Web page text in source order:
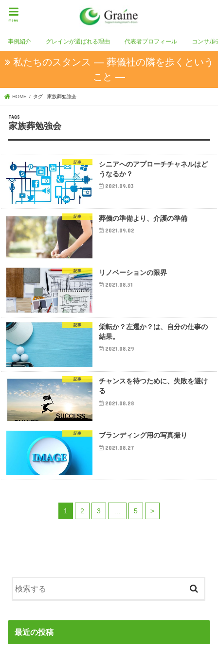
menu
事例紹介 グレインが選ばれる理由 代表者プロフィール コンサル
私たちのスタンス ― 葬儀社の隣を歩くという
こと ―
HOME タグ : 家族葬勉強会
家族葬勉強会
記事
シニアへのアプローチチャネルはど
うなるか？
2021.09.03
記事 葬儀の準備より、介護の準備
2021.09.02
記事 リノベーションの限界
2021.08.31
記事
栄転か？左遷か？は、自分の仕事の
結果。
2021.08.29
記事
チャンスを待つために、失敗を避け
る
2021.08.28
記事 ブランディング用の写真撮り
2021.08.27
1 2 3 5 >
最近の投稿